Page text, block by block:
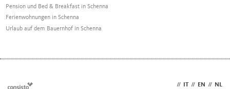
Pension und Bed & Breakfast in Schenna
Ferienwohnungen in Schenna
Urlaub auf dem Bauernhof in Schenna
// // EN // NL